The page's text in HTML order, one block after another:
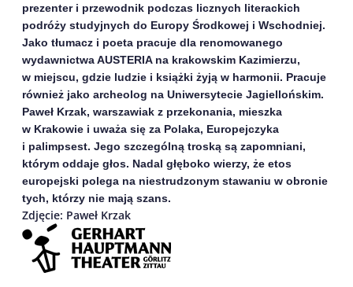
prezenter i przewodnik podczas licznych literackich
podróży studyjnych do Europy Środkowej i Wschodniej.
Jako tłumacz i poeta pracuje dla renomowanego
wydawnictwa AUSTERIA na krakowskim Kazimierzu,
w miejscu, gdzie ludzie i książki żyją w harmonii. Pracuje
również jako archeolog na Uniwersytecie Jagiellońskim.
Paweł Krzak, warszawiak z przekonania, mieszka
w Krakowie i uważa się za Polaka, Europejczyka
i palimpsest. Jego szczególną troską są zapomniani,
którym oddaje głos. Nadal głęboko wierzy, że etos
europejski polega na niestrudzonym stawaniu w obronie
tych, którzy nie mają szans.
Zdjęcie: Paweł Krzak